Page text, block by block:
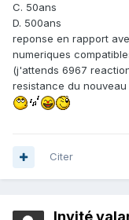
C. 50ans
D. 500ans
reponse en rapport
numeriques
(j'attends 6967
resistance du nouveau
Citer